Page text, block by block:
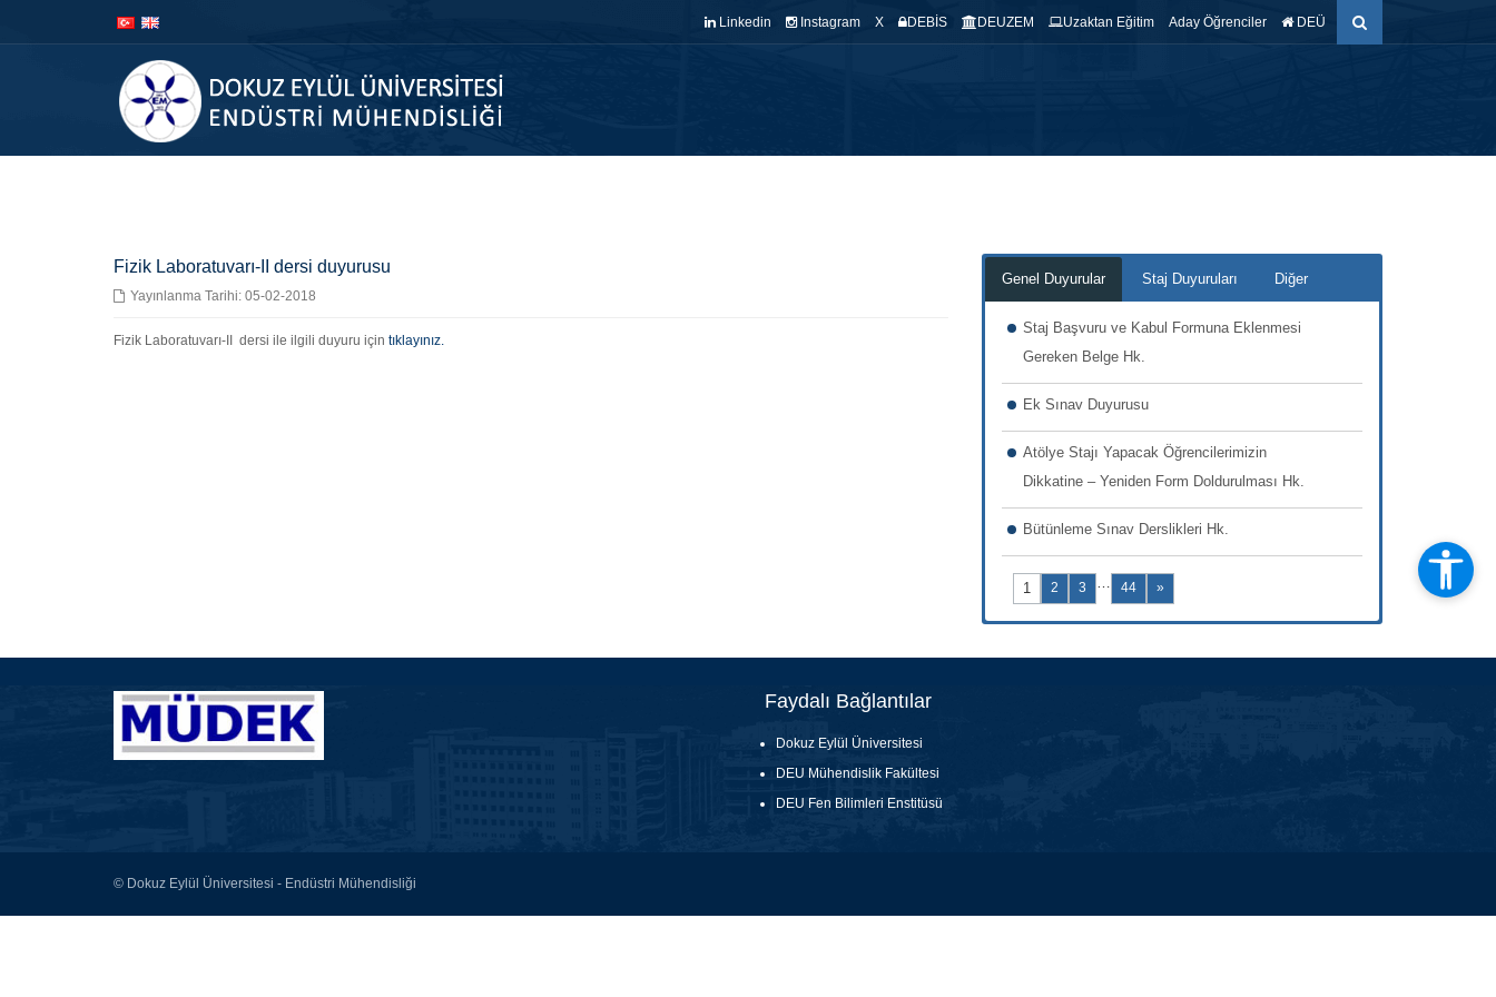
Linkedin Instagram X DEBİS DEUZEM Uzaktan Eğitim Aday Öğrenciler DEÜ
Fizik Laboratuvarı-II dersi duyurusu
Yayınlanma Tarihi: 05-02-2018
Fizik Laboratuvarı-II dersi ile ilgili duyuru için tıklayınız.
Genel Duyurular Staj Duyuruları Diğer
Staj Başvuru ve Kabul Formuna Eklenmesi
Gereken Belge Hk.
Ek Sınav Duyurusu
Atölye Stajı Yapacak Öğrencilerimizin
Dikkatine – Yeniden Form Doldurulması Hk.
Bütünleme Sınav Derslikleri Hk.
1 2 3 … 44 »
Faydalı Bağlantılar
Dokuz Eylül Üniversitesi
DEU Mühendislik Fakültesi
DEU Fen Bilimleri Enstitüsü
© Dokuz Eylül Üniversitesi - Endüstri Mühendisliği